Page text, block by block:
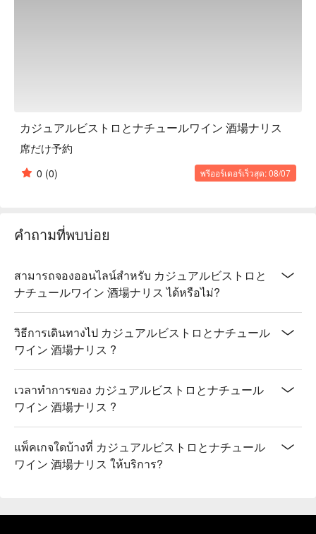
カジュアルビストロとナチュールワイン 酒場ナリス
席だけ予約
0 (0) พรีออร์เดอร์เร็วสุด: 08/07
คำถามที่พบบ่อย
สามารถจองออนไลน์สำหรับ カジュアルビストロと
ナチュールワイン 酒場ナリス ได้หรือไม่?
วิธีการเดินทางไป カジュアルビストロとナチュール
ワイン 酒場ナリス ?
เวลาทำการของ カジュアルビストロとナチュール
ワイン 酒場ナリス ?
แพ็คเกจใดบ้างที่ カジュアルビストロとナチュール
ワイン 酒場ナリス ให้บริการ?